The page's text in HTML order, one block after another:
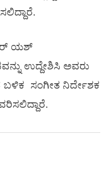
ಯಶ್
ಉದ್ದೇಶಿಸಿ ಅವರು
ಬಳಿಕ ಸಂಗೀತ ನಿರ್ದೇಶಕ